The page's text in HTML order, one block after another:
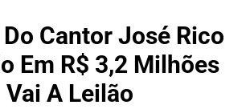
Cantor José Rico
Em R$ 3,2 Milhões
Vai A Leilão